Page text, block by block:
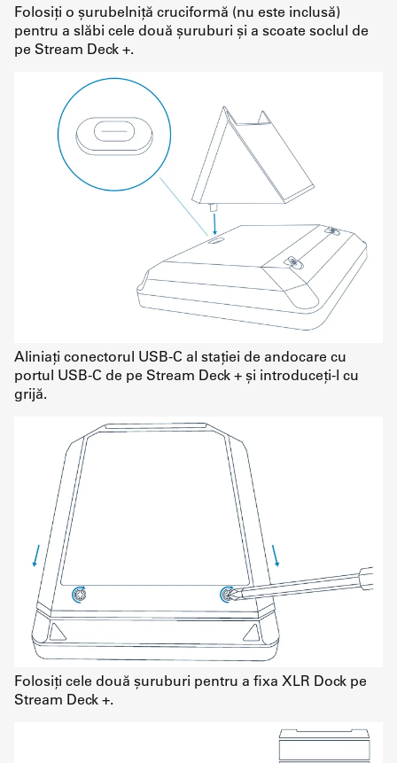
Folosiți o șurubelniță cruciformă (nu este inclusă)
pentru a slăbi cele două șuruburi și a scoate soclul de
pe Stream Deck +.
Aliniați conectorul USB-C al stației de andocare cu
portul USB-C de pe Stream Deck + și introduceți-l cu
grijă.
Folosiți cele două șuruburi pentru a fixa XLR Dock pe
Stream Deck +.